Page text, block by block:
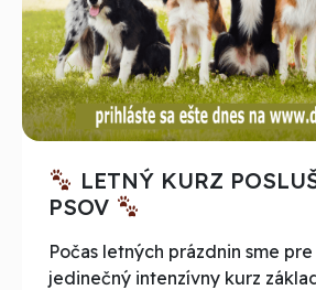
LETNÝ KURZ
PSOV
Počas letných prázdnin sme
jedinečný intenzívny kurz